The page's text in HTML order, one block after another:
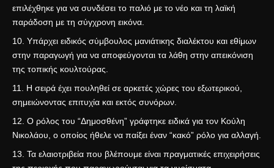
επιλέχθηκε για να συνδέσει το παλιό με το νέο και τη λαϊκή
παράδοση με τη σύγχρονη εικόνα.
Υπάρχει ειδικός σύμβουλος μανιάτικης διαλέκτου και εθίμων
στην παραγωγή για να αποφεύγονται τα λάθη στην απεικόνιση
της τοπικής κουλτούρας.
Η σειρά έχει πουληθεί σε αρκετές χώρες του εξωτερικού,
σημειώνοντας επιτυχία και εκτός συνόρων.
Ο ρόλος του “Δημοσθένη” γράφτηκε ειδικά για τον Κούλη
Νικολάου, ο οποίος ήθελε να παίξει έναν “κακό” ρόλο για αλλαγή.
Τα ελαιοτριβεία που βλέπουμε είναι πραγματικές επιχειρήσεις